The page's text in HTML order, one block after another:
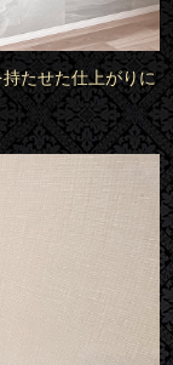
たせた仕上がりに